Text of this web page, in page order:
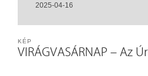
2025-04-16
VIRÁGVASÁRNAP – Az
KÉP